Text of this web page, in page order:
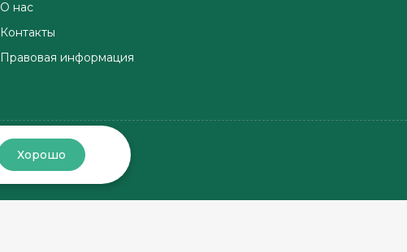
О нас
Контакты
Правовая информация
Хорошо